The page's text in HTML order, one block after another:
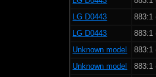
LG D0443
883:1
LG D0443
883:1
Unknown model
883:1
Unknown model
883:1